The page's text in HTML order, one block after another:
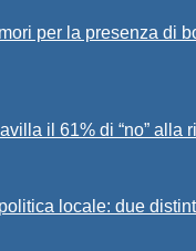
per la presenza di
il 61% di “no” alla
locale: due